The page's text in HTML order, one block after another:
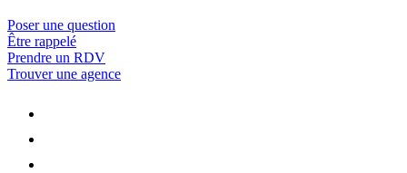
Poser une question
Être rappelé
Prendre un RDV
Trouver une agence